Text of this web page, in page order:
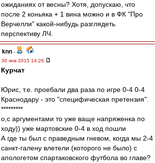
ожиданиях от весны? Хотя, допускаю, что
после 2 коньяка + 1 вина можно и в ФК "Про
Верчелли" какой-нибудь разглядеть
перспективу ЛЧ.
knn -
30 янв 2015 14:26
Курчат
Юрис, т.е. проебали два раза по игре 0-4 0-4
Краснодару - это "специфическая претензия".
*********
о,с аргументами то уже ваще напряженка по
ходу)) уже мартовские 0-4 в ход пошли
А где ты был с праведным гневом, когда мы 2-4
санкт-галену влетели (которого не было) с
апологетом спартаковского футбола во главе?